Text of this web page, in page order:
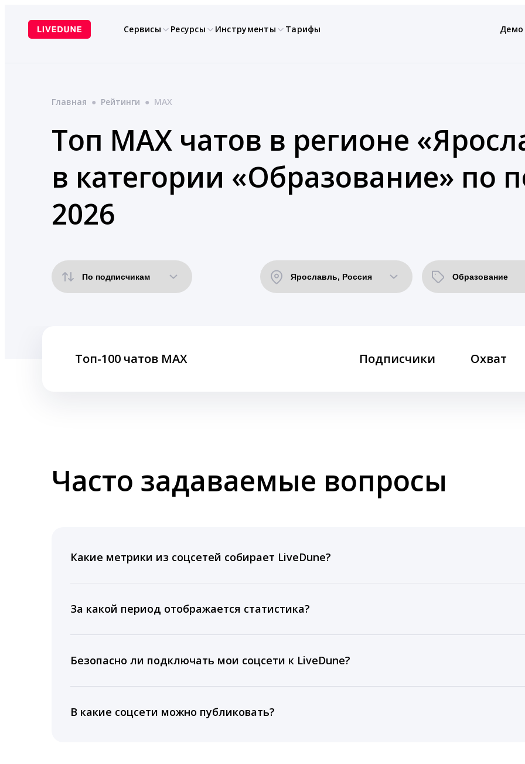
содержимому
Сервисы Ресурсы Инструменты Тарифы Демо
Главная ● Рейтинги ● MAX
Топ MAX чатов в регионе
в категории «Образование» по
2026
Топ-100 чатов MAX Подписчики Охват
Часто задаваемые вопросы
Какие метрики из соцсетей собирает LiveDune?
время для публикации, показываем лучшие посты и присылаем автоматические отчеты с
За какой период отображается статистика?
подключении тарифа Блогер. При оплате тарифа Бизнес отображаются сведения за 3 года, а
5 лет.
Безопасно ли подключать мои соцсети к LiveDune?
информацию третьим лицам.
В какие соцсети можно публиковать?